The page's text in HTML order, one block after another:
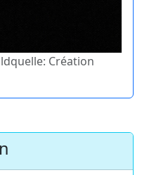
Création